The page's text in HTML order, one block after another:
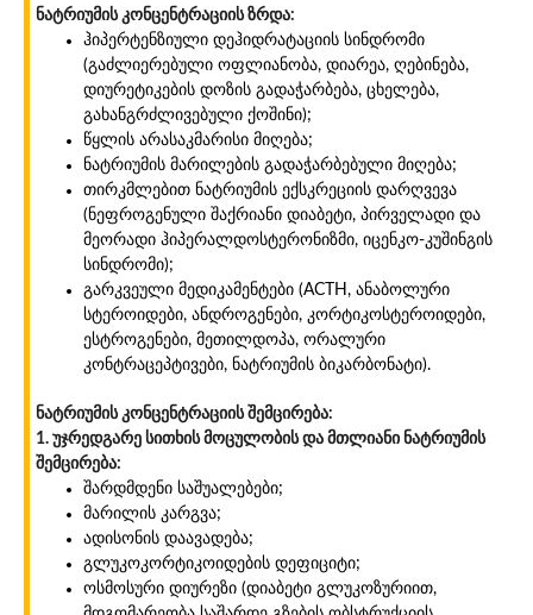
ნატრიუმის კონცენტრაციის ზრდა:
ჰიპერტენზიული დეჰიდრატაციის სინდრომი
(გაძლიერებული ოფლიანობა, დიარეა, ღებინება,
დიურეტიკების დოზის გადაჭარბება, ცხელება,
გახანგრძლივებული ქოშინი);
წყლის არასაკმარისი მიღება;
ნატრიუმის მარილების გადაჭარბებული მიღება;
თირკმლებით ნატრიუმის ექსკრეციის დარღვევა
(ნეფროგენული შაქრიანი დიაბეტი, პირველადი და
მეორადი ჰიპერალდოსტერონიზმი, იცენკო-კუშინგის
სინდრომი);
გარკვეული მედიკამენტები (ACTH, ანაბოლური
სტეროიდები, ანდროგენები, კორტიკოსტეროიდები,
ესტროგენები, მეთილდოპა, ორალური
კონტრაცეპტივები, ნატრიუმის ბიკარბონატი).
ნატრიუმის კონცენტრაციის შემცირება:
1. უჯრედგარე სითხის მოცულობის და მთლიანი ნატრიუმის
შემცირება:
შარდმდენი საშუალებები;
მარილის კარგვა;
ადისონის დაავადება;
გლუკოკორტიკოიდების დეფიციტი;
ოსმოსური დიურეზი (დიაბეტი გლუკოზურიით,